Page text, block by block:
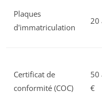
Plaques
d'immatriculation
20
Certificat de
conformité (COC)
50
€